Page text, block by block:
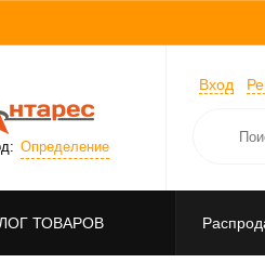
Определение
Вход
ТОВАРОВ